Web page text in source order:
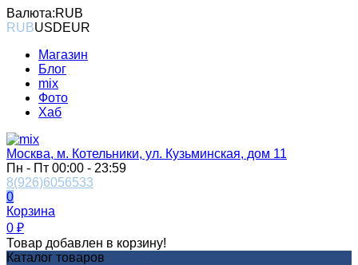
Валюта:RUB
RUBUSDEUR
Магазин
Блог
mix
Фото
Хаб
Москва, м. Котельники, ул. Кузьминская, дом 11
Пн - Пт 00:00 - 23:59
8(926)6056533
0
Корзина
0 ₽
Товар добавлен в корзину!
Каталог товаров